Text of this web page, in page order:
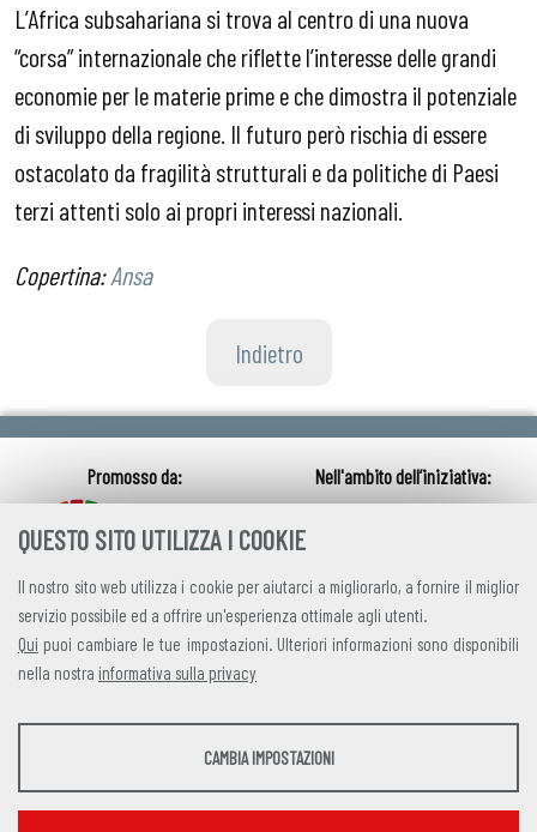
QUESTO SITO UTILIZZA I COOKIE
Il nostro sito web utilizza i cookie per aiutarci a migliorarlo, a fornire il miglior
servizio possibile ed a offrire un'esperienza ottimale agli utenti.
Qui puoi cambiare le tue impostazioni. Ulteriori informazioni sono disponibili
nella nostra informativa sulla privacy
STATISTICHE
CAMBIA IMPOSTAZIONI
L’Africa subsahariana si trova al centro di una nuova
“corsa” internazionale che riflette l’interesse delle grandi
economie per le materie prime e che dimostra il potenziale
di sviluppo della regione. Il futuro però rischia di essere
ostacolato da fragilità strutturali e da politiche di Paesi
terzi attenti solo ai propri interessi nazionali.
Copertina:Ansa
Indietro
credits|privacy|contatti
Alleanza Italiana per lo Sviluppo Sostenibile
Via Farini 17, 00185 Roma C.F. 97893090585 P.IVA 14610671001